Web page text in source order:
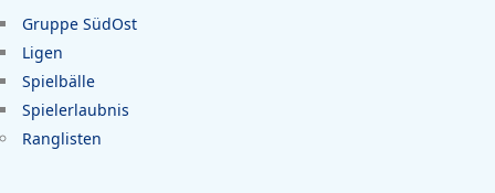
Gruppe SüdOst
Ligen
Spielbälle
Spielerlaubnis
Ranglisten